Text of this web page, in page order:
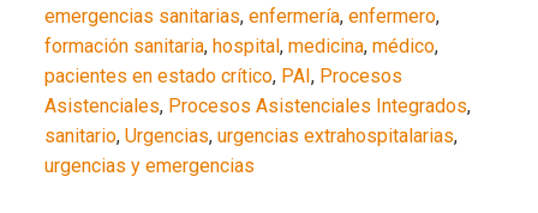
emergencias sanitarias,enfermería,enfermero,
formación sanitaria, hospital,medicina,médico,
pacientes en estado crítico, PAI, Procesos
Asistenciales, Procesos Asistenciales Integrados,
sanitario,Urgencias,urgencias extrahospitalarias,
urgencias y emergencias